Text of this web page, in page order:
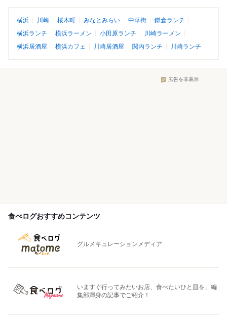
横浜 川崎 桜木町 みなとみらい 中華街
鎌倉ランチ
横浜ランチ
横浜ラーメン 小田原ランチ
川崎ラーメン
横浜居酒屋
横浜カフェ 川崎居酒屋 関内ランチ 川崎ランチ
広告を非表示
食べログおすすめコンテンツ
グルメキュレーションメディア
いますぐ行ってみたいお店、食べたいひと皿を、編
集部渾身の記事でご紹介！